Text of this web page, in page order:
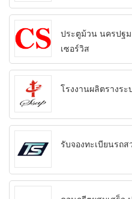
ประตูม้วน นครปฐ
เซอร์วิส
โรงงานผลิตรางร
รับจองทะเบียนรถส